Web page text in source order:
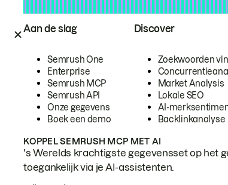
Aan de slag
Semrush One
Enterprise
Semrush MCP
Semrush API
Onze gegevens
Boek een demo
Discover
Zoekwoorden
Market Analysis
Lokale SEO
AI-
Backlinkanalyse
KOPPEL SEMRUSH MCP MET AI
's Werelds krachtigste gegevensset op het
toegankelijk via je AI-assistenten.